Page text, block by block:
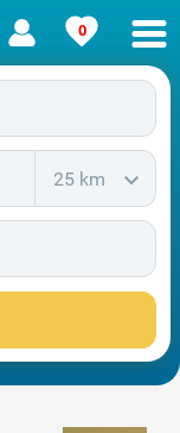
0
25 km